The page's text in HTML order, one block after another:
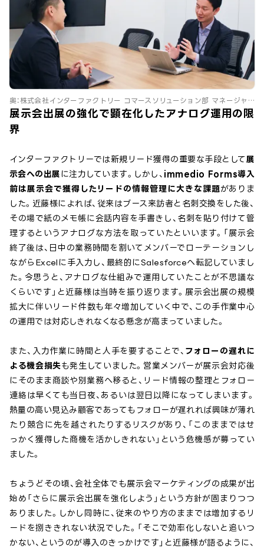
奥：株式会社インターファクトリー コマースソリューション部 マネージャ
ー 近藤 彰洋様
展示会出展の強化で顕在化したアナログ運用の限
界
インターファクトリーでは新規リード獲得の重要な手段として 展
示会への出展 に注力しています。しかし、 immedio Forms導入
前は展示会で獲得したリードの情報管理に大きな課題がありま
した。近藤様によれば、従来はブース来訪者と名刺交換をした後、
その場で紙のメモ帳に会話内容を手書きし、名刺を貼り付けて管
理するというアナログな方法を取っていたといいます。「展示会
終了後は、日中の業務時間を割いてメンバーでローテーションし
ながらExcelに手入力し、最終的にSalesforceへ転記していまし
た。今思うと、アナログな仕組みで運用していたことが不思議な
くらいです」と近藤様は当時を振り返ります。展示会出展の規模
拡大に伴いリード件数も年々増加していく中で、この手作業中心
の運用では対応しきれなくなる懸念が高まっていました。
また、入力作業に時間と人手を要することで、 フォローの遅れに
よる機会損失も発生していました。営業メンバーが展示会対応後
にそのまま商談や別業務へ移ると、リード情報の整理とフォロー
連絡は早くても当日夜、あるいは翌日以降になってしまいます。
熱量の高い見込み顧客であってもフォローが遅れれば興味が薄れ
たり競合に先を越されたりするリスクがあり、「このままではせ
っかく獲得した商機を活かしきれない」という危機感が募ってい
ました。
ちょうどその頃、会社全体でも展示会マーケティングの成果が出
始め「さらに展示会出展を強化しよう」という方針が固まりつつ
ありました。しかし同時に、従来のやり方のままでは増加するリ
ードを捌ききれない状況でした。「そこで効率化しないと追いつ
かない、というのが導入のきっかけです」と近藤様が語るように、